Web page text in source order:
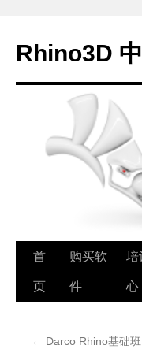
Rhino3D
跳
至
首
页
购买软
件
培
心
← Darco Rhino基础